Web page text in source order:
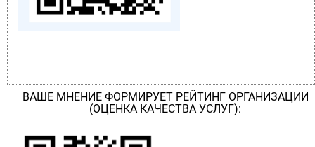
ВАШЕ МНЕНИЕ ФОРМИРУЕТ РЕЙТИНГ ОРГАНИЗАЦИИ
(ОЦЕНКА КАЧЕСТВА УСЛУГ):